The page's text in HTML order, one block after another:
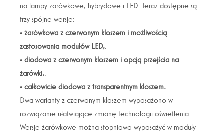
na lampy żarówkowe, hybrydowe i LED. Teraz dostępne są
trzy spójne wersje:
• żarówkowa z czerwonym kloszem i możliwością
zastosowania modułów LED,,
• diodowa z czerwonym kloszem i opcją przejścia na
żarówki,,
• całkowicie diodowa z transparentnym kloszem..
Dwa warianty z czerwonym kloszem wyposażono w
rozwiązanie ułatwiające zmianę technologii oświetlenia.
Wersje żarówkowe można stopniowo wyposażyć w moduły